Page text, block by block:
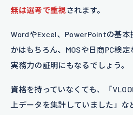
無は選考で重視されます。
WordやExcel、PowerPointの基本
かはもちろん、MOSや日商PC検
実務力の証明にもなるでしょう。
資格を持っていなくても、「
上データを集計していました」な